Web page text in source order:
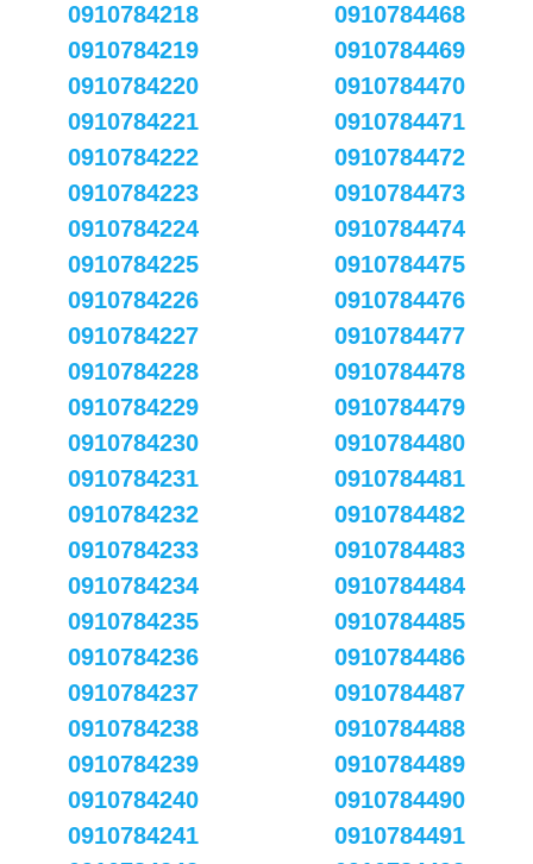
0910784218
0910784219
0910784220
0910784221
0910784222
0910784223
0910784224
0910784225
0910784226
0910784227
0910784228
0910784229
0910784230
0910784231
0910784232
0910784233
0910784234
0910784235
0910784236
0910784237
0910784238
0910784239
0910784240
0910784241
0910784468
0910784469
0910784470
0910784471
0910784472
0910784473
0910784474
0910784475
0910784476
0910784477
0910784478
0910784479
0910784480
0910784481
0910784482
0910784483
0910784484
0910784485
0910784486
0910784487
0910784488
0910784489
0910784490
0910784491